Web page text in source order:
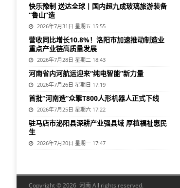
快乐豫制 送达全球丨国内超九成玻璃旅游装备
“鲁山”造
2026年7月31日 星期五 15:55
营收同比增长10.8%！洛阳市加速推动制造业
重点产业链高质量发展
2026年7月28日 星期二 18:43
河南省内河航运迎来“纯电智能”新力量
2026年7月26日 星期日 17:19
首批“河南造”众擎T800人形机器人正式下线
2026年7月25日 星期六 17:22
驻马店市泌阳县深耕产业强县域 厚植福祉惠民
生
2026年7月20日 星期一 17:47
Copyright © 2026 河南 All rights reserved.